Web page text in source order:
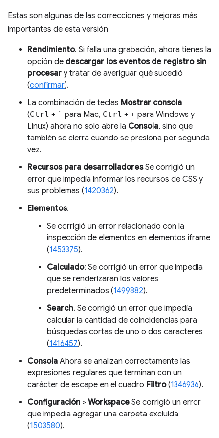
Estas son algunas de las correcciones y mejoras más
importantes de esta versión:
Rendimiento. Si falla una grabación, ahora tienes la
opción de descargar los eventos de registro sin
procesar y tratar de averiguar qué sucedió
(confirmar).
La combinación de teclas Mostrar consola
(Ctrl + ` para Mac, Ctrl + + para Windows y
Linux) ahora no solo abre la Consola, sino que
también se cierra cuando se presiona por segunda
vez.
Recursos para desarrolladoresSe corrigió un
error que impedía informar los recursos de CSS y
sus problemas (1420362).
Elementos:
Se corrigió un error relacionado con la
inspección de elementos en elementos iframe
(1453375).
Calculado: Se corrigió un error que impedía
que se renderizaran los valores
predeterminados (1499882).
Search. Se corrigió un error que impedía
calcular la cantidad de coincidencias para
búsquedas cortas de uno o dos caracteres
(1416457).
Consola Ahora se analizan correctamente las
expresiones regulares que terminan con un
carácter de escape en el cuadro Filtro(1346936).
Configuración > Workspace Se corrigió un error
que impedía agregar una carpeta excluida
(1503580).